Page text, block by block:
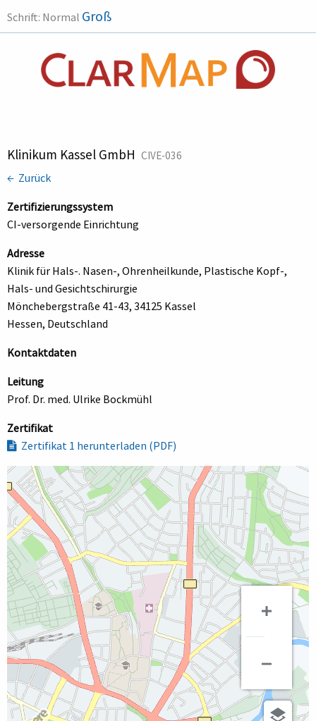
Schrift: Normal Groß
Klinikum Kassel GmbH CIVE-036
← Zurück
Zertifizierungssystem
CI-versorgende Einrichtung
Adresse
Klinik für Hals-. Nasen-, Ohrenheilkunde, Plastische Kopf-,
Hals- und Gesichtschirurgie
Mönchebergstraße 41-43, 34125 Kassel
Hessen, Deutschland
Kontaktdaten
Leitung
Prof. Dr. med. Ulrike Bockmühl
Zertifikat
Zertifikat 1 herunterladen (PDF)